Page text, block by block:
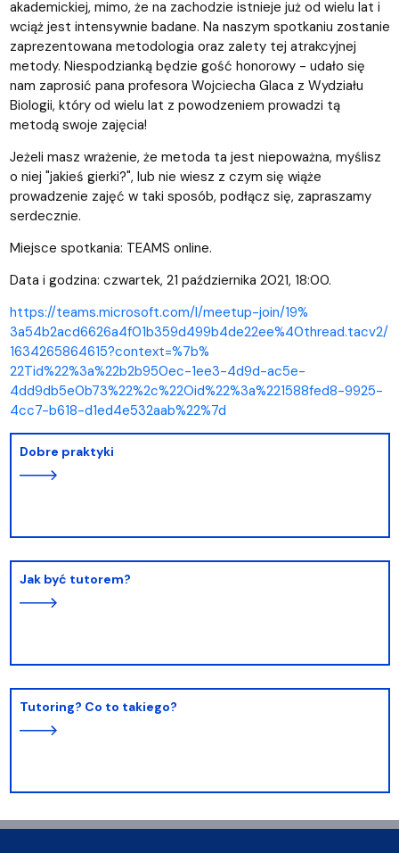
akademickiej, mimo, że na zachodzie istnieje już od wielu lat i
wciąż jest intensywnie badane. Na naszym spotkaniu zostanie
zaprezentowana metodologia oraz zalety tej atrakcyjnej
metody. Niespodzianką będzie gość honorowy - udało się
nam zaprosić pana profesora Wojciecha Glaca z Wydziału
Biologii, który od wielu lat z powodzeniem prowadzi tą
metodą swoje zajęcia!
Jeżeli masz wrażenie, że metoda ta jest niepoważna, myślisz
o niej "jakieś gierki?", lub nie wiesz z czym się wiąże
prowadzenie zajęć w taki sposób, podłącz się, zapraszamy
serdecznie.
Miejsce spotkania: TEAMS online.
Data i godzina: czwartek, 21 października 2021, 18:00.
https://teams.microsoft.com/l/meetup-join/19%
3a54b2acd6626a4f01b359d499b4de22ee%40thread.tacv2/
1634265864615?context=%7b%
22Tid%22%3a%22b2b950ec-1ee3-4d9d-ac5e-
4dd9db5e0b73%22%2c%22Oid%22%3a%221588fed8-9925-
4cc7-b618-d1ed4e532aab%22%7d
Dobre praktyki
Jak być tutorem?
Tutoring? Co to takiego?